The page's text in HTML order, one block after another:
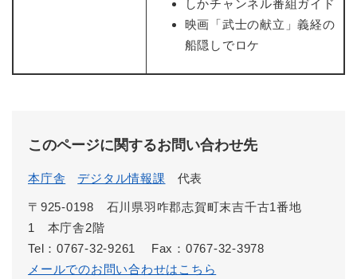
しかチャンネル番組ガイド
映画「武士の献立」義経の
船隠しでロケ
このページに関するお問い合わせ先
本庁舎 デジタル情報課 代表
〒925-0198 石川県羽咋郡志賀町末吉千古1番地
1 本庁舎2階
Tel：0767-32-9261
Fax：0767-32-3978
メールでのお問い合わせはこちら